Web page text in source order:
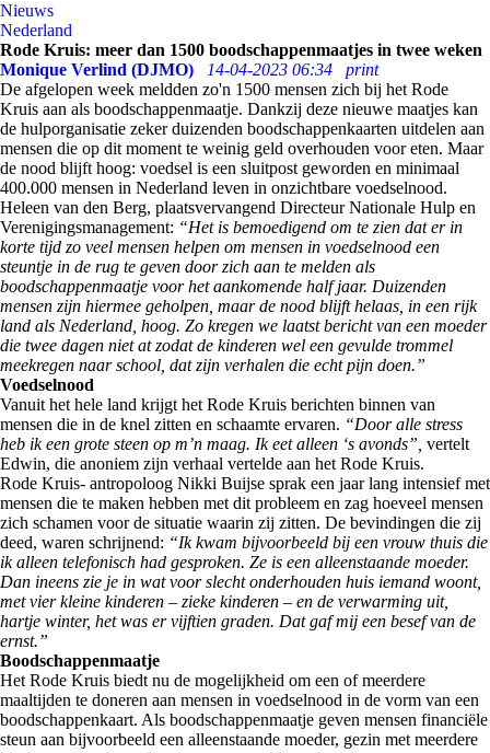
Nieuws
Nederland
Rode Kruis: meer dan 1500 boodschappenmaatjes in twee weken
Monique Verlind (DJMO)
14-04-2023 06:34
print
De afgelopen week meldden zo'n 1500 mensen zich bij het Rode
Kruis aan als boodschappenmaatje. Dankzij deze nieuwe maatjes kan
de hulporganisatie zeker duizenden boodschappenkaarten uitdelen aan
mensen die op dit moment te weinig geld overhouden voor eten. Maar
de nood blijft hoog: voedsel is een sluitpost geworden en minimaal
400.000 mensen in Nederland leven in onzichtbare voedselnood.
Heleen van den Berg, plaatsvervangend Directeur Nationale Hulp en
Verenigingsmanagement: “Het is bemoedigend om te zien dat er in
korte tijd zo veel mensen helpen om mensen in voedselnood een
steuntje in de rug te geven door zich aan te melden als
boodschappenmaatje voor het aankomende half jaar. Duizenden
mensen zijn hiermee geholpen, maar de nood blijft helaas, in een rijk
land als Nederland, hoog. Zo kregen we laatst bericht van een moeder
die twee dagen niet at zodat de kinderen wel een gevulde trommel
meekregen naar school, dat zijn verhalen die echt pijn doen.”
Voedselnood
Vanuit het hele land krijgt het Rode Kruis berichten binnen van
mensen die in de knel zitten en schaamte ervaren. “Door alle stress
heb ik een grote steen op m’n maag. Ik eet alleen ‘s avonds”, vertelt
Edwin, die anoniem zijn verhaal vertelde aan het Rode Kruis.
Rode Kruis- antropoloog Nikki Buijse sprak een jaar lang intensief met
mensen die te maken hebben met dit probleem en zag hoeveel mensen
zich schamen voor de situatie waarin zij zitten. De bevindingen die zij
deed, waren schrijnend: “Ik kwam bijvoorbeeld bij een vrouw thuis die
ik alleen telefonisch had gesproken. Ze is een alleenstaande moeder.
Dan ineens zie je in wat voor slecht onderhouden huis iemand woont,
met vier kleine kinderen – zieke kinderen – en de verwarming uit,
hartje winter, het was er vijftien graden. Dat gaf mij een besef van de
ernst.”
Boodschappenmaatje
Het Rode Kruis biedt nu de mogelijkheid om een of meerdere
maaltijden te doneren aan mensen in voedselnood in de vorm van een
boodschappenkaart. Als boodschappenmaatje geven mensen financiële
steun aan bijvoorbeeld een alleenstaande moeder, gezin met meerdere